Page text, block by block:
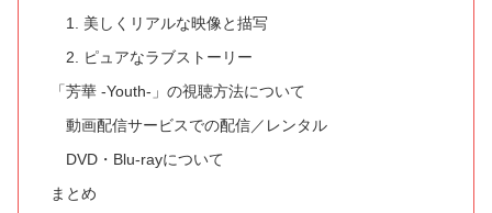
1. 美しくリアルな映像と描写
2. ピュアなラブストーリー
「芳華 -Youth-」の視聴方法について
動画配信サービスでの配信／レンタル
DVD・Blu-rayについて
まとめ